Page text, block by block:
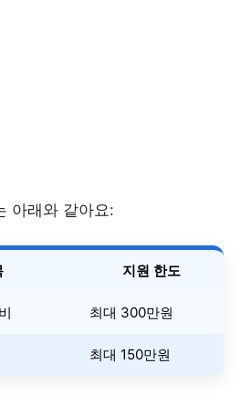
아래와 같아요:
지원 한도
최대 300만원
최대 150만원